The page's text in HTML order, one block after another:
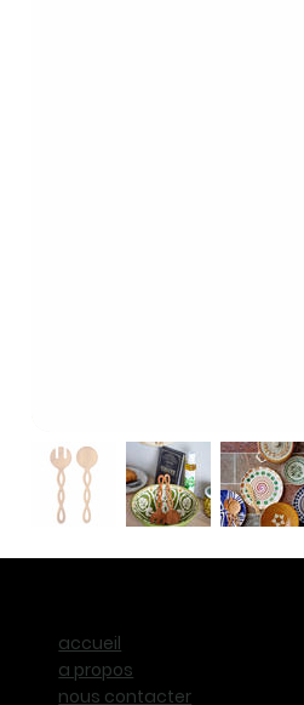
accueil
a propos
nous contacter